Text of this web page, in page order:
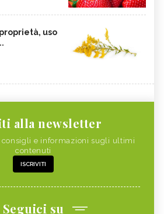
uso
alla newsletter
consigli e informazioni sugli ultimi
contenuti
ISCRIVITI
Seguici su